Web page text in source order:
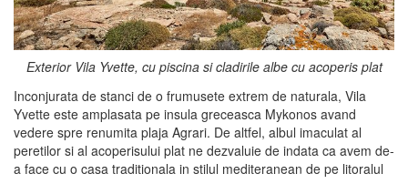
Exterior Vila Yvette, cu piscina si cladirile albe cu acoperis plat
Inconjurata de stanci de o frumusete extrem de naturala, Vila
Yvette este amplasata pe insula greceasca Mykonos avand
vedere spre renumita plaja Agrari. De altfel, albul imaculat al
peretilor si al acoperisului plat ne dezvaluie de indata ca avem de-
a face cu o casa traditionala in stilul mediteranean de pe litoralul